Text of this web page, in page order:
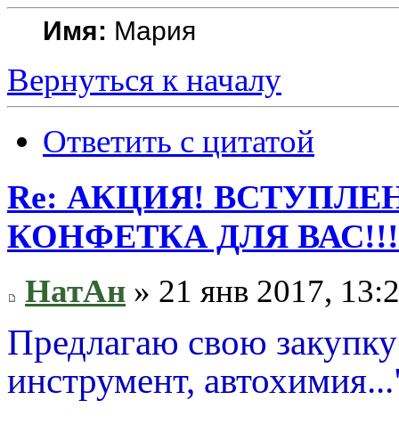
Имя: Мария
Вернуться к началу
Ответить с цитатой
Re: АКЦИЯ!
КОНФЕТКА ДЛЯ ВАС!!!
НатАн » 21 янв 2017,
Предлагаю свою
инструмент,